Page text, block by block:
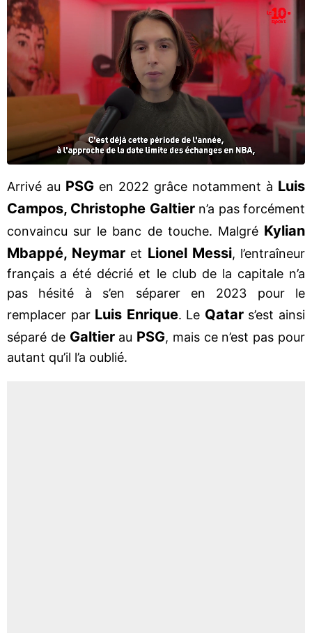
Arrivé au PSG en 2022 grâce notamment à Luis
Campos, Christophe Galtiern’a pas forcément
convaincu sur le banc de touche. Malgré Kylian
Mbappé, Neymar et Lionel Messi, l’entraîneur
français a été décrié et le club de la capitale n’a
pas hésité à s’en séparer en 2023 pour le
remplacer par Luis Enrique. Le Qatars’est ainsi
séparé de Galtierau PSG, mais ce n’est pas pour
autant qu’il l’a oublié.